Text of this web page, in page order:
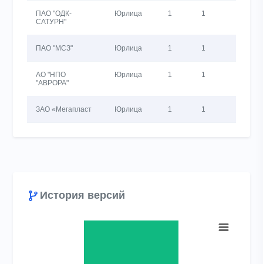
ПАО "ОДК-
САТУРН"
Юрлица 1 1
ПАО "МСЗ" Юрлица 1 1
АО "НПО
"АВРОРА"
Юрлица 1 1
ЗАО «Мегапласт Юрлица 1 1
История версий